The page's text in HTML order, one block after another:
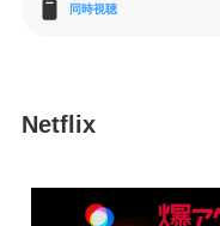
同時視聴
Netflix